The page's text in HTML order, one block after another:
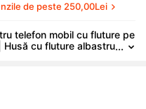
de peste 250,00Lei
telefon mobil cu fluture pe
Husă cu fluture albastru